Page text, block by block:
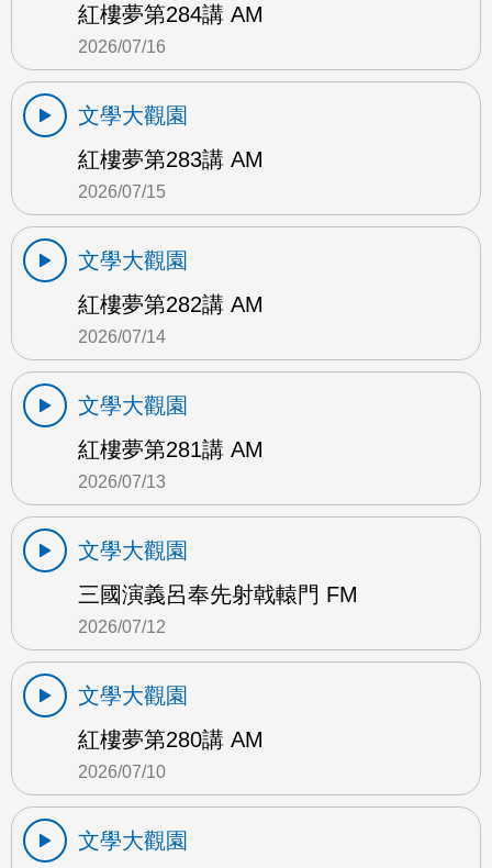
紅樓夢第284講 AM
2026/07/16
文學大觀園
紅樓夢第283講 AM
2026/07/15
文學大觀園
紅樓夢第282講 AM
2026/07/14
文學大觀園
紅樓夢第281講 AM
2026/07/13
文學大觀園
三國演義呂奉先射戟轅門 FM
2026/07/12
文學大觀園
紅樓夢第280講 AM
2026/07/10
文學大觀園